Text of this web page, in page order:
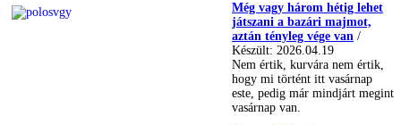
Még vagy három hétig lehet
játszani a bazári majmot,
aztán tényleg vége van /
Készült: 2026.04.19
Nem értik, kurvára nem értik,
hogy mi történt itt vasárnap
este, pedig már mindjárt megint
vasárnap van.